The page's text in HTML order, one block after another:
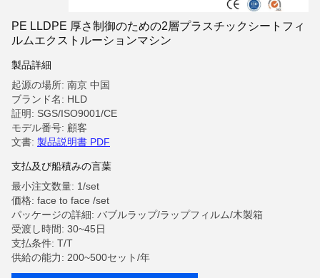
PE LLDPE 厚さ制御のための2層プラスチックシートフィ
ルムエクストルーションマシン
製品詳細
起源の場所: 南京 中国
ブランド名: HLD
証明: SGS/ISO9001/CE
モデル番号: 顧客
文書: 製品説明書 PDF
支払及び船積みの言葉
最小注文数量: 1/set
価格: face to face /set
パッケージの詳細: バブルラップ/ラップフィルム/木製箱
受渡し時間: 30~45日
支払条件: T/T
供給の能力: 200~500セット/年